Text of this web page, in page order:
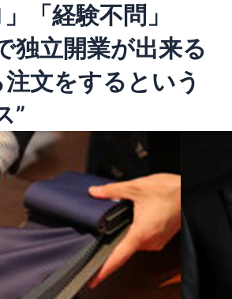
「経験不問」
独立開業が出来る
文をするという
”